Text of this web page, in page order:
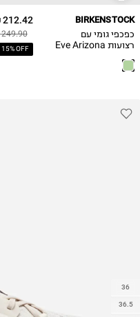
212.42 ₪
249.90 ₪
15% OFF
BIRKENSTOCK
כפכפי גומי עם
רצועות Eve Arizona
36
36.5